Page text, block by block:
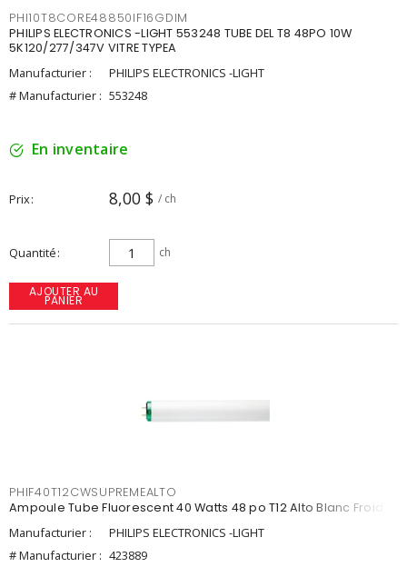
PHI10T8CORE48850IF16GDIM
PHILIPS ELECTRONICS -LIGHT 553248 TUBE DEL T8 48PO 10W
5K120/277/347V VITRE TYPEA
Manufacturier :
PHILIPS ELECTRONICS -LIGHT
# Manufacturier : 553248
En inventaire
Prix 8,00 $ / ch
Quantité ch
AJOUTER AU
PANIER
PHIF40T12CWSUPREMEALTO
Ampoule Tube Fluorescent 40 Watts 48 po T12 Alto Blanc Froid
Manufacturier :
PHILIPS ELECTRONICS -LIGHT
# Manufacturier : 423889